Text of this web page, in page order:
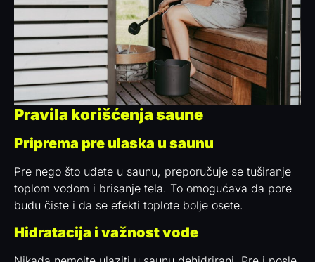
Pravila korišćenja saune
Priprema pre ulaska u saunu
Pre nego što uđete u saunu, preporučuje se tuširanje
toplom vodom i brisanje tela. To omogućava da pore
budu čiste i da se efekti toplote bolje osete.
Hidratacija i važnost vode